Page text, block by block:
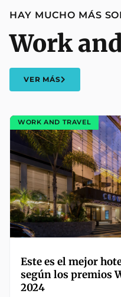
HAY MUCHO MÁS
Work
VER MÁS
WORK AND TRAVEL
Este es el mejor
según los premios
2024